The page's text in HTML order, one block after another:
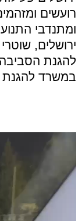
רועשים
ומתנדבי
ירושלים,
להגנת
במשרד להגנת